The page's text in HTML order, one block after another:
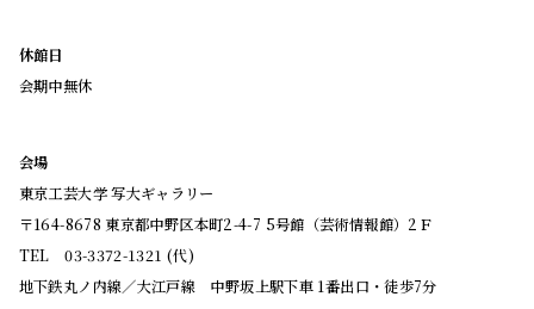
休館日
会期中無休
会場
東京工芸大学 写大ギャラリー
〒164-8678 東京都中野区本町2-4-7 5号館（芸術情報館）2Ｆ
TEL 03-3372-1321 (代)
地下鉄丸ノ内線／大江戸線 中野坂上駅下車 1番出口・徒歩7分